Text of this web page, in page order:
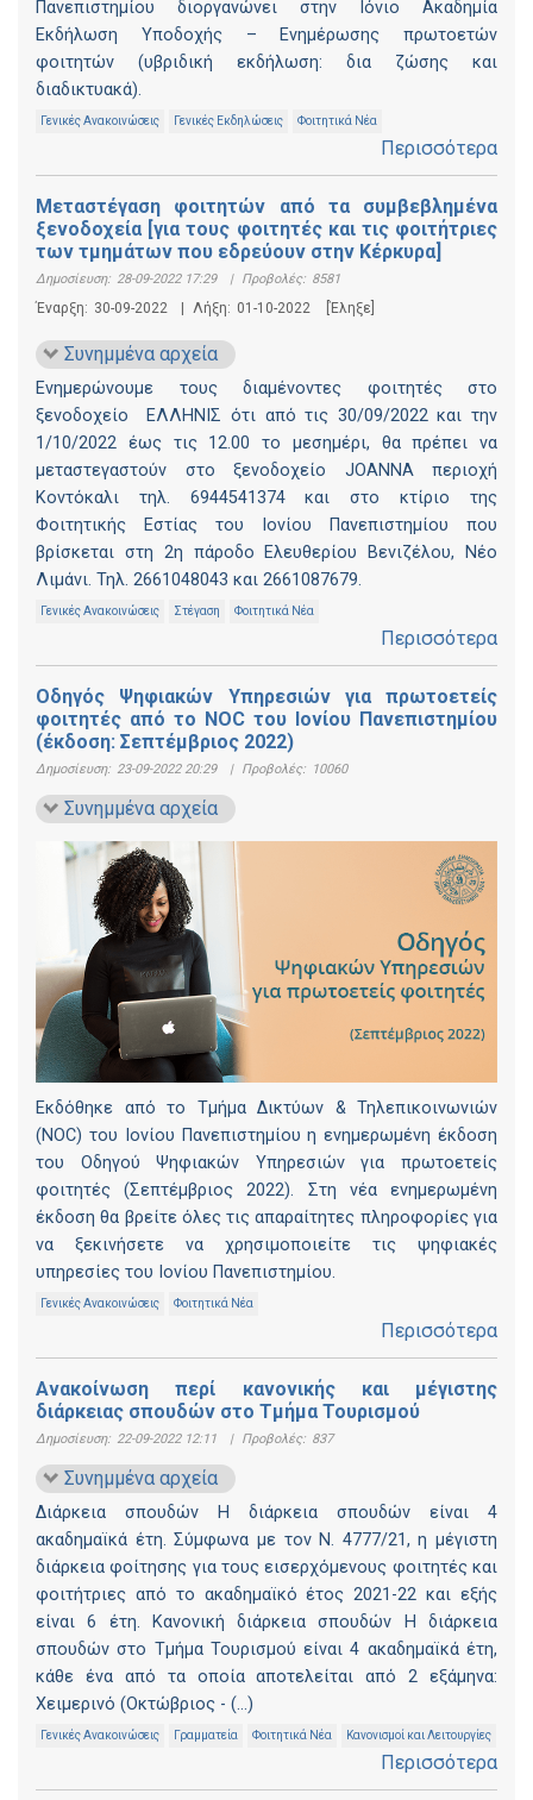
Πανεπιστημίου διοργανώνει στην Ιόνιο Ακαδημία
Εκδήλωση Υποδοχής – Ενημέρωσης πρωτοετών
φοιτητών (υβριδική εκδήλωση: δια ζώσης και
διαδικτυακά).
Γενικές Ανακοινώσεις Γενικές Εκδηλώσεις Φοιτητικά Νέα
Περισσότερα
Μεταστέγαση φοιτητών από τα συμβεβλημένα
ξενοδοχεία [για τους φοιτητές και τις φοιτήτριες
των τμημάτων που εδρεύουν στην Κέρκυρα]
Δημοσίευση: 28-09-2022 17:29 | Προβολές: 8581
Έναρξη: 30-09-2022 Λήξη: 01-10-2022 [Έληξε]
Συνημμένα αρχεία
Ενημερώνουμε τους διαμένοντες φοιτητές στο
ξενοδοχείο ΕΛΛΗΝΙΣ ότι από τις 30/09/2022 και την
1/10/2022 έως τις 12.00 το μεσημέρι, θα πρέπει να
μεταστεγαστούν στο ξενοδοχείο JOANNA περιοχή
Κοντόκαλι τηλ. 6944541374 και στο κτίριο της
Φοιτητικής Εστίας του Ιονίου Πανεπιστημίου που
βρίσκεται στη 2η πάροδο Ελευθερίου Βενιζέλου, Νέο
Λιμάνι. Τηλ. 2661048043 και 2661087679.
Γενικές Ανακοινώσεις Στέγαση Φοιτητικά Νέα
Περισσότερα
Οδηγός Ψηφιακών Υπηρεσιών για πρωτοετείς
φοιτητές από το NOC του Ιονίου Πανεπιστημίου
(έκδοση: Σεπτέμβριος 2022)
Δημοσίευση: 23-09-2022 20:29 | Προβολές: 10060
Συνημμένα αρχεία
Εκδόθηκε από το Τμήμα Δικτύων & Τηλεπικοινωνιών
(NOC) του Ιονίου Πανεπιστημίου η ενημερωμένη έκδοση
του Οδηγού Ψηφιακών Υπηρεσιών για πρωτοετείς
φοιτητές (Σεπτέμβριος 2022). Στη νέα ενημερωμένη
έκδοση θα βρείτε όλες τις απαραίτητες πληροφορίες για
να ξεκινήσετε να χρησιμοποιείτε τις ψηφιακές
υπηρεσίες του Ιονίου Πανεπιστημίου.
Γενικές Ανακοινώσεις Φοιτητικά Νέα
Περισσότερα
Ανακοίνωση περί κανονικής και μέγιστης
διάρκειας σπουδών στο Τμήμα Τουρισμού
Δημοσίευση: 22-09-2022 12:11 | Προβολές: 837
Συνημμένα αρχεία
Διάρκεια σπουδών Η διάρκεια σπουδών είναι 4
ακαδημαϊκά έτη. Σύμφωνα με τον Ν. 4777/21, η μέγιστη
διάρκεια φοίτησης για τους εισερχόμενους φοιτητές και
φοιτήτριες από το ακαδημαϊκό έτος 2021-22 και εξής
είναι 6 έτη. Κανονική διάρκεια σπουδών Η διάρκεια
σπουδών στο Τμήμα Τουρισμού είναι 4 ακαδημαϊκά έτη,
κάθε ένα από τα οποία αποτελείται από 2 εξάμηνα:
Χειμερινό (Οκτώβριος - (...)
Γενικές Ανακοινώσεις Γραμματεία Φοιτητικά Νέα Κανονισμοί και Λειτουργίες
Περισσότερα